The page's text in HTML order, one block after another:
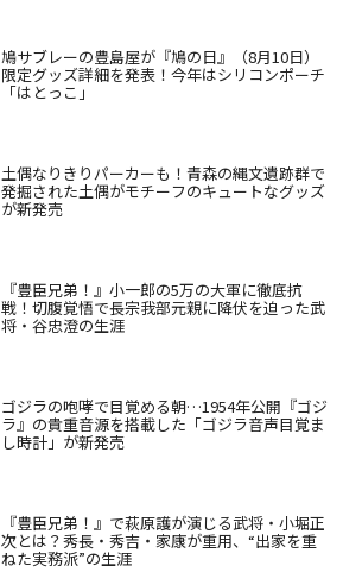
鳩サブレーの豊島屋が『鳩の日』（8月10日）
限定グッズ詳細を発表！今年はシリコンポーチ
「はとっこ」
土偶なりきりパーカーも！青森の縄文遺跡群で
発掘された土偶がモチーフのキュートなグッズ
が新発売
『豊臣兄弟！』小一郎の5万の大軍に徹底抗
戦！切腹覚悟で長宗我部元親に降伏を迫った武
将・谷忠澄の生涯
ゴジラの咆哮で目覚める朝…1954年公開『ゴジ
ラ』の貴重音源を搭載した「ゴジラ音声目覚ま
し時計」が新発売
『豊臣兄弟！』で萩原護が演じる武将・小堀正
次とは？秀長・秀吉・家康が重用、“出家を重
ねた実務派”の生涯